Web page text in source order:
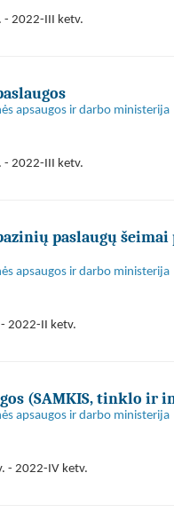
- 2022-III ketv.
apsaugos ir darbo ministerija
- 2022-III ketv.
paslaugų
apsaugos ir darbo ministerija
2022-II ketv.
(SAMKIS, tinklo ir
apsaugos ir darbo ministerija
- 2022-IV ketv.